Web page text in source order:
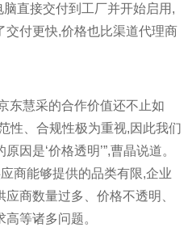
直接交付到工厂并开始启用,
交付更快,价格也比渠道代理商
东慧采的合作价值还不止如
性 、合规性极为重视,因此我们
因是‘价格透明’”,曹晶说道。
商能够提供的品类有限,企业
商数量过多、价格不透明、
等诸多问题。